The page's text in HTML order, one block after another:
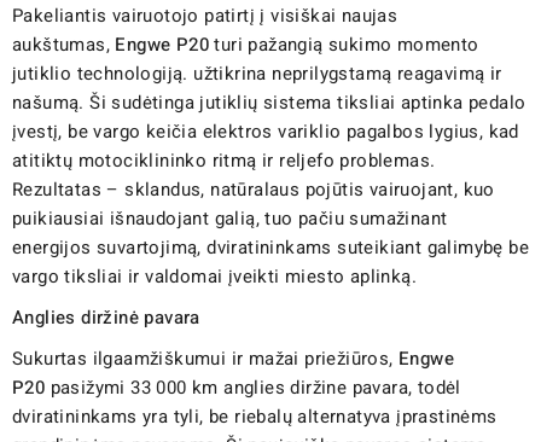
Pakeliantis vairuotojo patirtį į visiškai naujas
aukštumas, Engwe P20turi pažangią sukimo momento
jutiklio technologiją. užtikrina neprilygstamą reagavimą ir
našumą. Ši sudėtinga jutiklių sistema tiksliai aptinka pedalo
įvestį, be vargo keičia elektros variklio pagalbos lygius, kad
atitiktų motociklininko ritmą ir reljefo problemas.
Rezultatas – sklandus, natūralaus pojūtis vairuojant, kuo
puikiausiai išnaudojant galią, tuo pačiu sumažinant
energijos suvartojimą, dviratininkams suteikiant galimybę be
vargo tiksliai ir valdomai įveikti miesto aplinką.
Anglies diržinė pavara
Sukurtas ilgaamžiškumui ir mažai priežiūros, Engwe
P20 pasižymi 33 000 km anglies diržine pavara, todėl
dviratininkams yra tyli, be riebalų alternatyva įprastinėms